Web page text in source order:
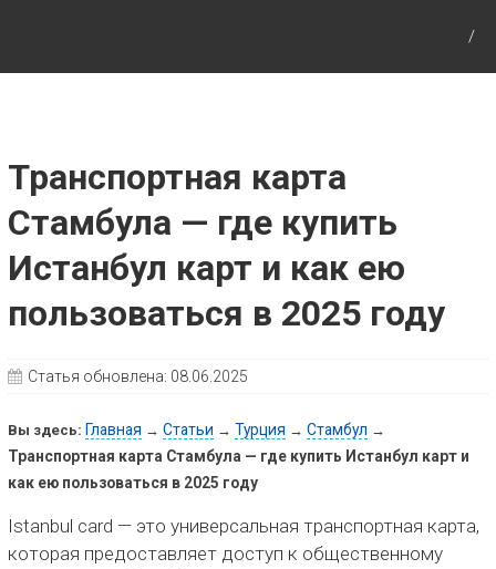
Транспортная карта
Стамбула — где купить
Истанбул карт и как ею
пользоваться в 2025 году
Статья обновлена: 08.06.2025
Вы здесь: Главная → Статьи → Турция → Стамбул →
Транспортная карта Стамбула — где купить Истанбул карт и
как ею пользоваться в 2025 году
Istanbul card — это универсальная транспортная карта,
которая предоставляет доступ к общественному